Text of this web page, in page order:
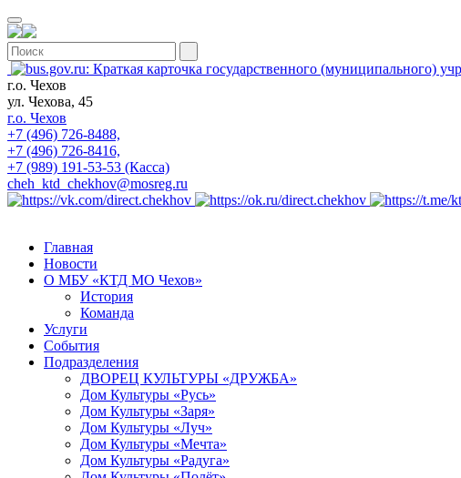
г.о. Чехов
ул. Чехова, 45
г.о. Чехов
+7 (496) 726-8488,
+7 (496) 726-8416,
+7 (989) 191-53-53 (Касса)
cheh_ktd_chekhov@mosreg.ru
Главная
Новости
О МБУ «КТД МО Чехов»
История
Команда
Услуги
События
Подразделения
ДВОРЕЦ КУЛЬТУРЫ «ДРУЖБА»
Дом Культуры «Русь»
Дом Культуры «Заря»
Дом Культуры «Луч»
Дом Культуры «Мечта»
Дом Культуры «Радуга»